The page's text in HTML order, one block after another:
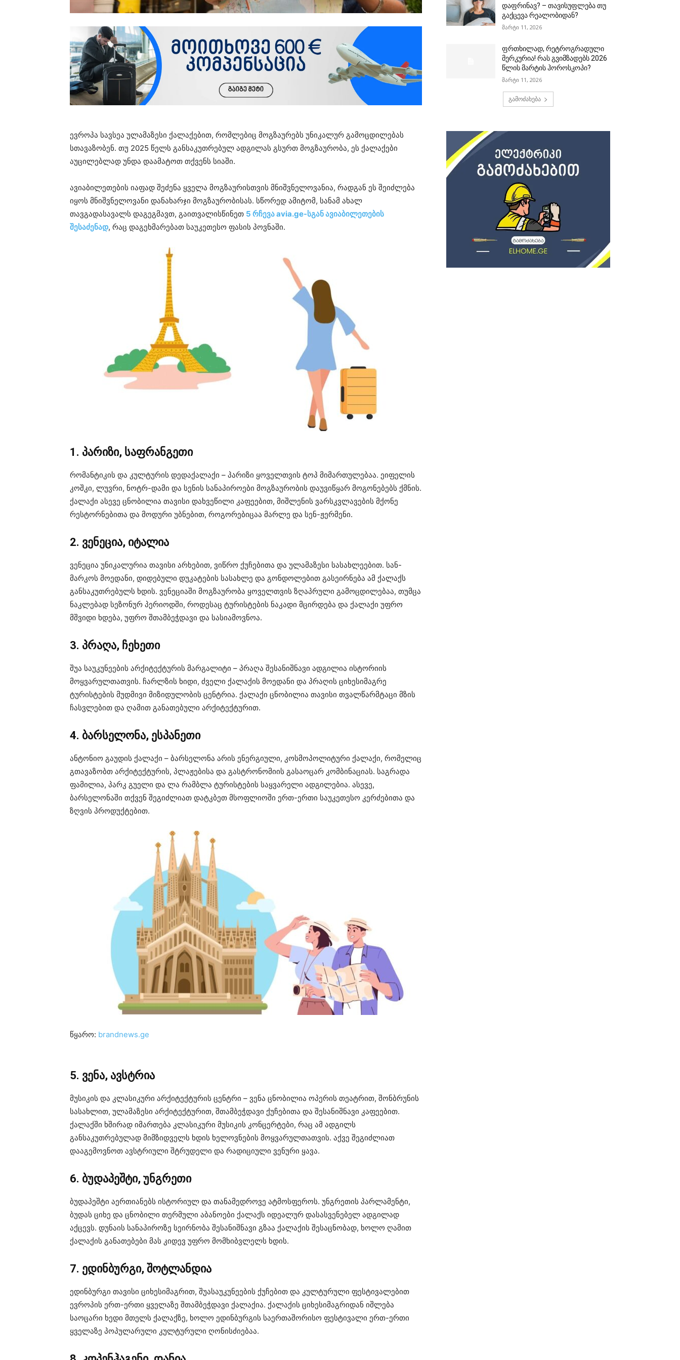
ევროპა სავსეა ულამაზესი ქალაქებით, რომლებიც მოგზაურებს უნიკალურ გამოცდილებას
სთავაზობენ. თუ 2025 წელს განსაკუთრებულ ადგილას გსურთ მოგზაურობა, ეს ქალაქები
აუცილებლად უნდა დაამატოთ თქვენს სიაში.
ავიაბილეთების იაფად შეძენა ყველა მოგზაურისთვის მნიშვნელოვანია, რადგან ეს შეიძლება
იყოს მნიშვნელოვანი დანახარჯი მოგზაურობისას. სწორედ ამიტომ, სანამ ახალ
თავგადასავალს დაგეგმავთ, გაითვალისწინეთ 5 რჩევა avia.ge-სგან ავიაბილეთების
შესაძენად, რაც დაგეხმარებათ საუკეთესო ფასის პოვნაში.
1. პარიზი, საფრანგეთი
რომანტიკის და კულტურის დედაქალაქი – პარიზი ყოველთვის ტოპ მიმართულებაა. ეიფელის
კოშკი, ლუვრი, ნოტრ-დამი და სენის სანაპიროები მოგზაურობის დაუვიწყარ მოგონებებს ქმნის.
ქალაქი ასევე ცნობილია თავისი დახვეწილი კაფეებით, მიშლენის ვარსკვლავების მქონე
რესტორნებითა და მოდური უბნებით, როგორებიცაა მარლე და სენ-ჟერმენი.
2. ვენეცია, იტალია
ვენეცია უნიკალურია თავისი არხებით, ვიწრო ქუჩებითა და ულამაზესი სასახლეებით. სან-
მარკოს მოედანი, დიდებული დუკატების სასახლე და გონდოლებით გასეირნება ამ ქალაქს
განსაკუთრებულს ხდის. ვენეციაში მოგზაურობა ყოველთვის ზღაპრული გამოცდილებაა, თუმცა
ნაკლებად სეზონურ პერიოდში, როდესაც ტურისტების ნაკადი მცირდება და ქალაქი უფრო
მშვიდი ხდება, უფრო შთამბეჭდავი და სასიამოვნოა.
3. პრაღა, ჩეხეთი
შუა საუკუნეების არქიტექტურის მარგალიტი – პრაღა შესანიშნავი ადგილია ისტორიის
მოყვარულთათვის. ჩარლზის ხიდი, ძველი ქალაქის მოედანი და პრაღის ციხესიმაგრე
ტურისტების მუდმივი მიზიდულობის ცენტრია. ქალაქი ცნობილია თავისი თვალწარმტაცი მზის
ჩასვლებით და ღამით განათებული არქიტექტურით.
4. ბარსელონა, ესპანეთი
ანტონიო გაუდის ქალაქი – ბარსელონა არის ენერგიული, კოსმოპოლიტური ქალაქი, რომელიც
გთავაზობთ არქიტექტურის, პლაჟებისა და გასტრონომიის გასაოცარ კომბინაციას. საგრადა
ფამილია, პარკ გუელი და ლა რამბლა ტურისტების საყვარელი ადგილებია. ასევე,
ბარსელონაში თქვენ შეგიძლიათ დატკბეთ მსოფლიოში ერთ-ერთი საუკეთესო კერძებითა და
ზღვის პროდუქტებით.
წყარო: brandnews.ge
5. ვენა, ავსტრია
მუსიკის და კლასიკური არქიტექტურის ცენტრი – ვენა ცნობილია ოპერის თეატრით, შონბრუნის
სასახლით, ულამაზესი არქიტექტურით, შთამბეჭდავი ქუჩებითა და შესანიშნავი კაფეებით.
ქალაქში ხშირად იმართება კლასიკური მუსიკის კონცერტები, რაც ამ ადგილს
განსაკუთრებულად მიმზიდველს ხდის ხელოვნების მოყვარულთათვის. აქვე შეგიძლიათ
დააგემოვნოთ ავსტრიული შტრუდელი და რადიციული ვენური ყავა.
6. ბუდაპეშტი, უნგრეთი
ბუდაპეშტი აერთიანებს ისტორიულ და თანამედროვე ატმოსფეროს. უნგრეთის პარლამენტი,
ბუდას ციხე და ცნობილი თერმული აბანოები ქალაქს იდეალურ დასასვენებელ ადგილად
აქცევს. დუნაის სანაპიროზე სეირნობა შესანიშნავი გზაა ქალაქის შესაცნობად, ხოლო ღამით
ქალაქის განათებები მას კიდევ უფრო მომხიბვლელს ხდის.
7. ედინბურგი, შოტლანდია
ედინბურგი თავისი ციხესიმაგრით, შუასაუკუნეების ქუჩებით და კულტურული ფესტივალებით
ევროპის ერთ-ერთი ყველაზე შთამბეჭდავი ქალაქია. ქალაქის ციხესიმაგრიდან იშლება
საოცარი ხედი მთელს ქალაქზე, ხოლო ედინბურგის საერთაშორისო ფესტივალი ერთ-ერთი
ყველაზე პოპულარული კულტურული ღონისძიებაა.
დაფრინავ? – თავისუფლება თუ
გაქცევა რეალობიდან?
მარტი 11, 2026
ფრთხილად, რეტროგრადული
მერკურია! რას გვიმზადებს 2026
წლის მარტის ჰოროსკოპი?
მარტი 11, 2026
გამოძახება